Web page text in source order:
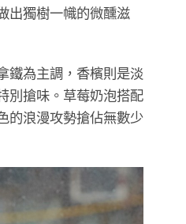
出獨樹一幟的微醺滋
鐵為主調，香檳則是淡
別搶味。草莓奶泡搭配
的浪漫攻勢搶佔無數少